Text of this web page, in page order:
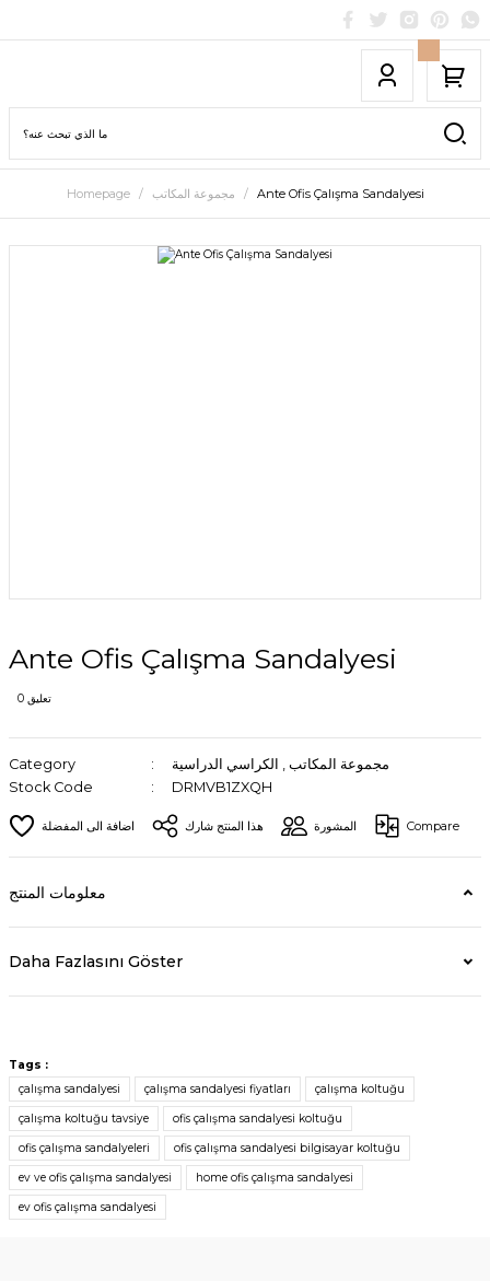
Homepage مجموعة المكاتب Ante Ofis Çalışma Sandalyesi
Ante Ofis Çalışma Sandalyesi
0 تعليق
Category مجموعة المكاتب , الكراسي الدراسية
Stock Code
DRMVB1ZXQH
هذا المنتج شارك المشورة Compare
معلومات المنتج
Daha Fazlasını Göster
Tags :
çalışma sandalyesi
çalışma sandalyesi fiyatları çalışma koltuğu
çalışma koltuğu tavsiye ofis çalışma sandalyesi koltuğu
ofis çalışma sandalyeleri ofis çalışma sandalyesi bilgisayar koltuğu
ev ve ofis çalışma sandalyesi home ofis çalışma sandalyesi
ev ofis çalışma sandalyesi